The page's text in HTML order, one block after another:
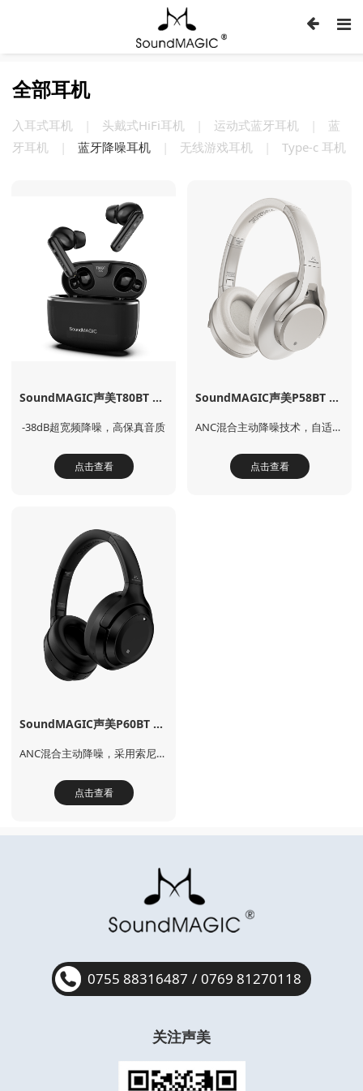
全部耳机
入耳式耳机 | 头戴式HiFi耳机 | 运动式蓝牙耳机 |
蓝
牙耳机
| 蓝牙降噪耳机 | 无线游戏耳机 | Type-c 耳机
SoundMAGIC声美T80BT ANC真无线降噪耳机
-38dB超宽频降噪，高保真音质
点击查看
SoundMAGIC声美P58BT ANC无线头戴式降噪耳机
ANC混合主动降噪技术，自适应超宽频降噪
点击查看
SoundMAGIC声美P60BT ANC包耳式主动混合降噪蓝牙耳机
ANC混合主动降噪，采用索尼降噪技术
点击查看
0755 88316487 / 0769 81270118
关注声美